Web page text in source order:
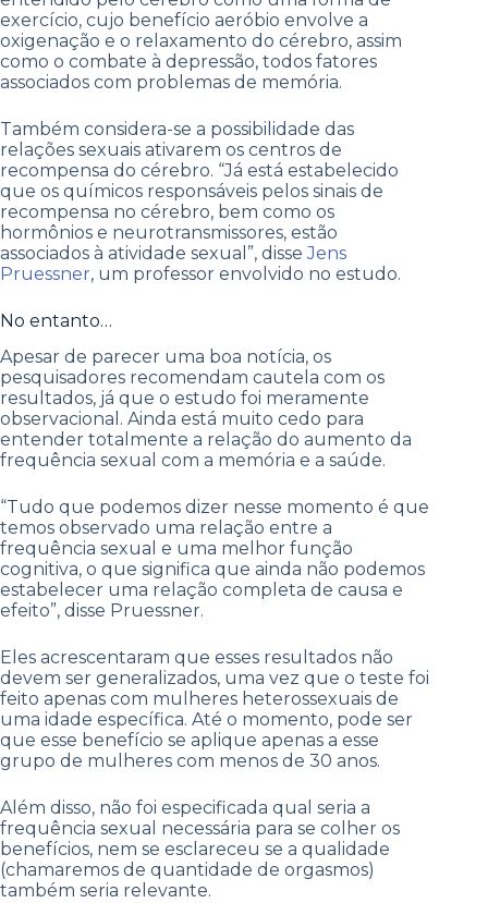
exercício, cujo benefício aeróbio envolve a
oxigenação e o relaxamento do cérebro, assim
como o combate à depressão, todos fatores
associados com problemas de memória.
Também considera-se a possibilidade das
relações sexuais ativarem os centros de
recompensa do cérebro. “Já está estabelecido
que os químicos responsáveis pelos sinais de
recompensa no cérebro, bem como os
hormônios e neurotransmissores, estão
associados à atividade sexual”, disseJens
Pruessner, um professor envolvido no estudo.
No entanto…
Apesar de parecer uma boa notícia, os
pesquisadores recomendam cautela com os
resultados, já que o estudo foi meramente
observacional. Ainda está muito cedo para
entender totalmente a relação do aumento da
frequência sexual com a memória e a saúde.
“Tudo que podemos dizer nesse momento é que
temos observado uma relação entre a
frequência sexual e uma melhor função
cognitiva, o que significa que ainda não podemos
estabelecer uma relação completa de causa e
efeito”, disse Pruessner.
Eles acrescentaram que esses resultados não
devem ser generalizados, uma vez que o teste foi
feito apenas com mulheres heterossexuais de
uma idade específica. Até o momento, pode ser
que esse benefício se aplique apenas a esse
grupo de mulheres com menos de 30 anos.
Além disso, não foi especificada qual seria a
frequência sexual necessária para se colher os
benefícios, nem se esclareceu se a qualidade
(chamaremos de quantidade de orgasmos)
também seria relevante.